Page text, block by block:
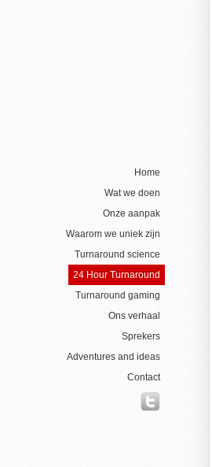
Home
Wat we doen
Onze aanpak
Waarom we uniek zijn
Turnaround science
24 Hour Turnaround
Turnaround gaming
Ons verhaal
Sprekers
Adventures and ideas
Contact